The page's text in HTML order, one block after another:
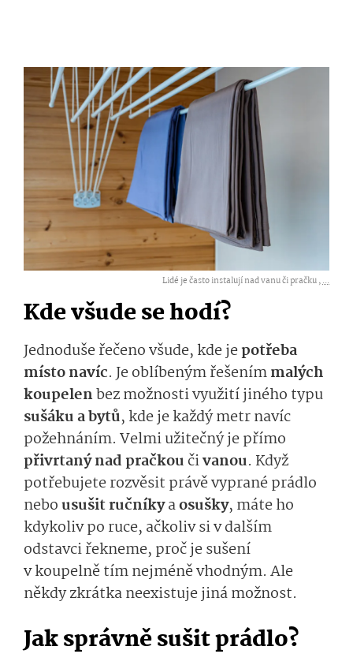
Lidé je často instalují nad vanu či pračku ,...
Kde všude se hodí?
Jednoduše řečeno všude, kde jepotřeba
místo navíc. Je oblíbeným řešenímmalých
koupelenbez možnosti využití jiného typu
sušáku a bytů, kde je každý metr navíc
požehnáním. Velmi užitečný je přímo
přivrtaný nad pračkou čivanou. Když
potřebujete rozvěsit právě vyprané prádlo
nebousušit ručníkyaosušky, máte ho
kdykoliv po ruce, ačkoliv si v dalším
odstavci řekneme, proč je sušení
v koupelně tím nejméně vhodným. Ale
někdy zkrátka neexistuje jiná možnost.
Jak správně sušit prádlo?